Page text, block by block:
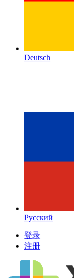
Deutsch
Русский
登录
注册